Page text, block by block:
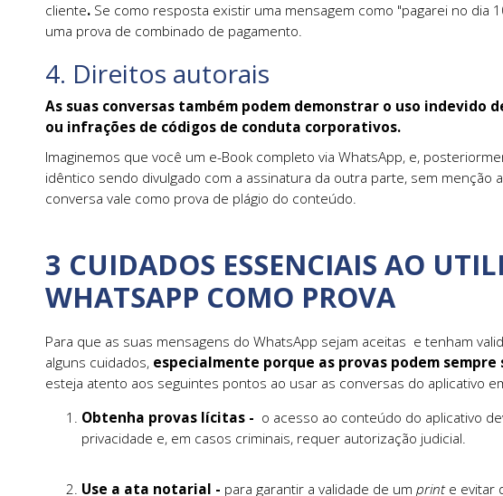
cliente. Se como resposta existir uma mensagem como "pagarei no dia
uma prova de combinado de pagamento.
4. Direitos autorais
As suas conversas também podem demonstrar o uso indevido
ou infrações de códigos de conduta corporativos.
Imaginemos que você um e-Book completo via WhatsApp, e,
idêntico sendo divulgado com a assinatura da outra parte, sem menção
conversa vale como prova de plágio do conteúdo.
3 CUIDADOS ESSENCIAIS AO
WHATSAPP COMO PROVA
Para que as suas mensagens do WhatsApp sejam aceitas e tenham
alguns cuidados, especialmente porque as provas podem
esteja atento aos seguintes pontos ao usar as conversas do aplicativo
Obtenha provas lícitas - o acesso ao conteúdo do aplicativo
privacidade e, em casos criminais, requer autorização judicial.
Use a ata notarial - para garantir a validade de um printe evitar